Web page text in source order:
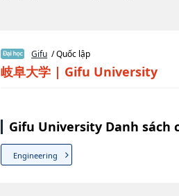
Gifu / Quốc lập
岐阜大学 | Gifu University
Gifu University Danh sách
Engineering